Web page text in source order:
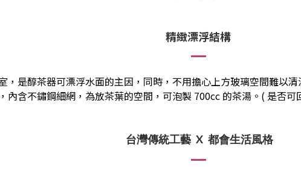
精緻漂浮結構
，是醇茶器可漂浮水面的主因，同時，不用擔心上方玻璃空間難以清
內含不鏽鋼細網，為放茶葉的空間，可泡製 700cc 的茶湯。( 是否可
台灣傳統工藝 X 都會生活風格